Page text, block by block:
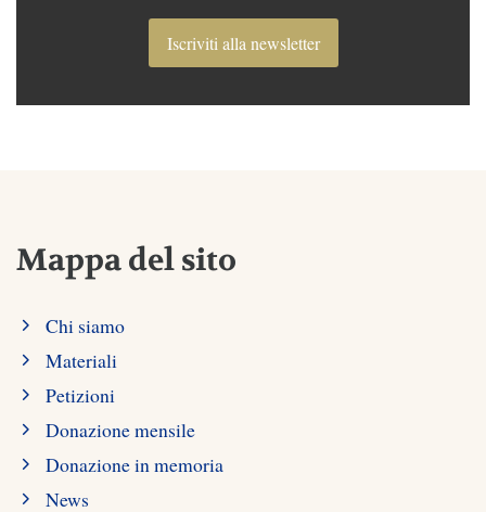
Iscriviti alla newsletter
Mappa del sito
Chi siamo
Materiali
Petizioni
Donazione mensile
Donazione in memoria
News